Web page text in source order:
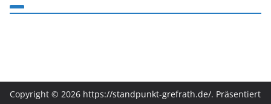
Copyright © 2026 https://standpunkt-grefrath.de/. Präsentiert